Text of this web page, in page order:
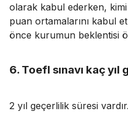
olarak kabul ederken,
puan ortamalarını kabul
önce kurumun beklentisi
6. Toefl sınavı kaç
2 yıl geçerlilik süresi vardır.